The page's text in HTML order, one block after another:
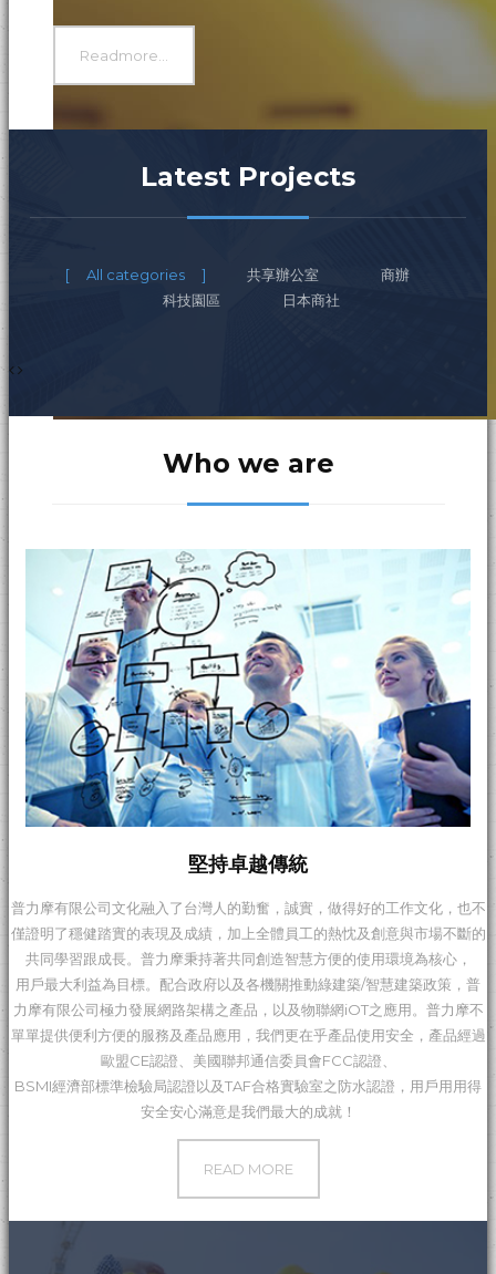
Readmore...
Latest Projects
All categories 共享辦公室
商辦
科技園區
日本商社
共享辦公室
Who we are
堅持卓越傳統
普力摩有限公司文化融入了台灣人的勤奮，誠實，做得好的工作文化，也不
僅證明了穩健踏實的表現及成績，加上全體員工的熱忱及創意與市場不斷的
共同學習跟成長。普力摩秉持著共同創造智慧方便的使用環境為核心，
用戶最大利益為目標。配合政府以及各機關推動綠建築/智慧建築政策，普
力摩有限公司極力發展網路架構之產品，以及物聯網iOT之應用。普力摩不
單單提供便利方便的服務及產品應用，我們更在乎產品使用安全，產品經過
歐盟CE認證、美國聯邦通信委員會FCC認證、
BSMI經濟部標準檢驗局認證以及TAF合格實驗室之防水認證，用戶用用得
安全安心滿意是我們最大的成就！
READ MORE